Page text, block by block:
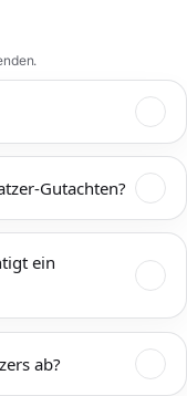
ob der Kratzer nur
Grundierung reicht,
Gutachten?
treten häufig an
oder
beste und
ein
ab?